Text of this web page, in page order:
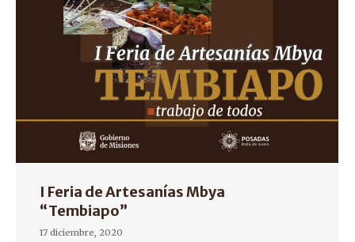
I Feria de Artesanías Mbya
“Tembiapo”
17 diciembre, 2020